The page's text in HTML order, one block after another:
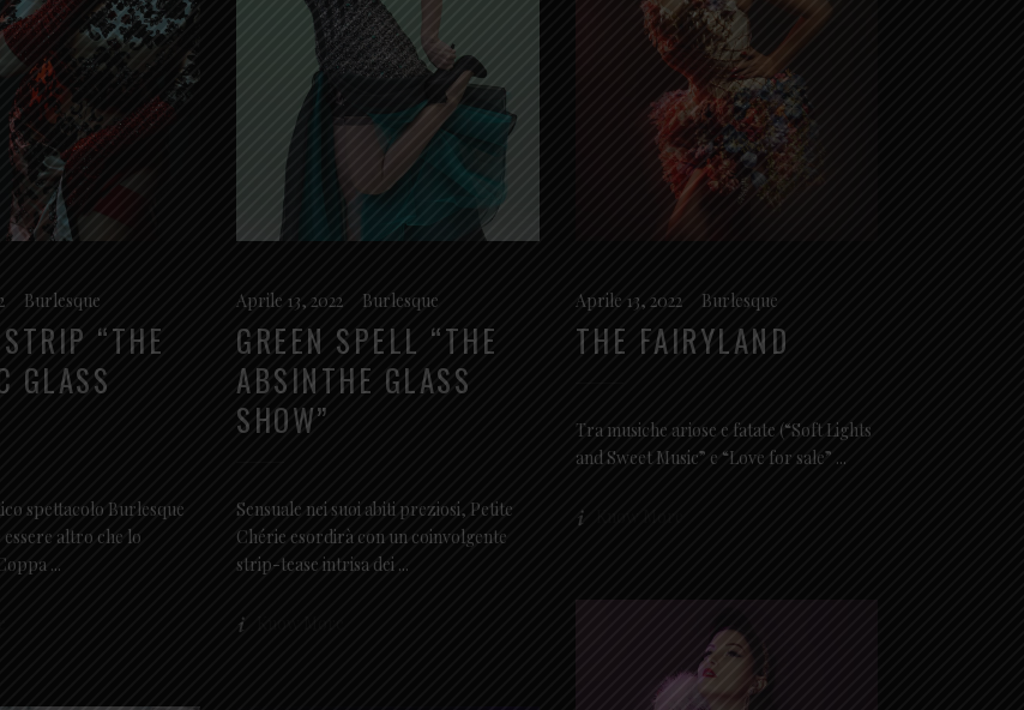
Burlesque
“THE
GLASS
spettacolo Burlesque
altro che lo
Aprile 13, 2022 Burlesque
GREEN SPELL “THE
ABSINTHE GLASS
SHOW”
Sensuale nei suoi abiti preziosi, Petite
Chérie esordirà con un coinvolgente
strip-tease intrisa dei
Aprile 13, 2022 Burlesque
THE FAIRYLAND
Tra musiche ariose e fatate (“Soft Lights
and Sweet Music” e “Love for sale”